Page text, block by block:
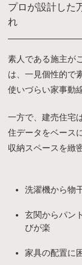
プロが設計した
れ
素人である施主が
は、一見個性的で
使いづらい家事動
一方で、建売住宅
住データをベース
収納スペースを緻
洗濯機から物
玄関からパン
びが楽
家具の配置に